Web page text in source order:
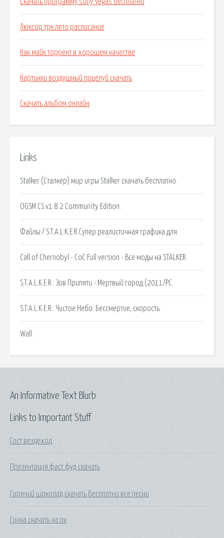
Скачать программу sony vegas бесплатно
Люксор трк лето расписание
Как майк торрент в хорошем качестве
Картинки воздушный поцелуй скачать
Скачать альбом онлайн
Links
Stalker (Сталкер) мир игры Stalker скачать бесплатно.
OGSM CS v1.8.2 Community Edition.
Файлы / S.T.A.L.K.E.R Супер реалистичная графика для.
Call of Chernobyl - CoC Full version - Все моды на STALKER.
S.T.A.L.K.E.R.: Зов Припяти - Мертвый город (2011/PC.
S.T.A.L.K.E.R.: Чистое Небо: Бессмертие, скорость.
Wall.
Links to Important Stuff
Гост вездеход
Презентация фаст фуд скачать
Горячий шоколад скачать бесплатно все песни
Гонка скачать на пк
An Informative Text Blurb